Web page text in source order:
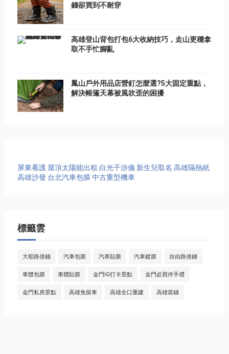
錢卻買到不耐穿
高雄登山背包打包6大收納技巧，走山更穩拿
取不手忙腳亂
鳳山戶外用品店營釘怎麼選?5大固定重點，
解決帳篷天幕被風吹歪的困擾
屏東看護 屋頂太陽能出租 白光干涉儀 新生兒取名 高雄隔熱紙
高雄沙發 台北汽車包膜中古重型機車
標籤雲
大順路借錢 汽車包膜 汽車貼膜 汽車鍍膜 自由路借錢
車體包膜 車體貼膜 金門IG打卡景點 金門必買伴手禮
金門私房景點 高雄免留車 高雄全口重建 高雄當鋪